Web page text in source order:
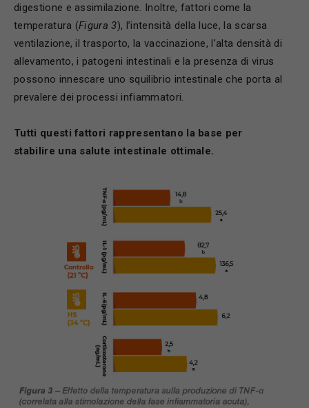
digestione e assimilazione. Inoltre, fattori come la
temperatura (Figura 3), l’intensità della luce, la scarsa
ventilazione, il trasporto, la vaccinazione, l’alta densità di
allevamento, i patogeni intestinali e la presenza di virus
possono innescare uno squilibrio intestinale che porta al
prevalere dei processi infiammatori.
Tutti questi fattori rappresentano la base per
stabilire una salute intestinale ottimale.